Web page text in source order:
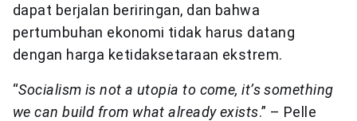
dapat berjalan beriringan, dan bahwa
pertumbuhan ekonomi tidak harus datang
dengan harga ketidaksetaraan ekstrem.
“Socialism is not a utopia to come, it’s something
we can build from what already exists.” – Pelle